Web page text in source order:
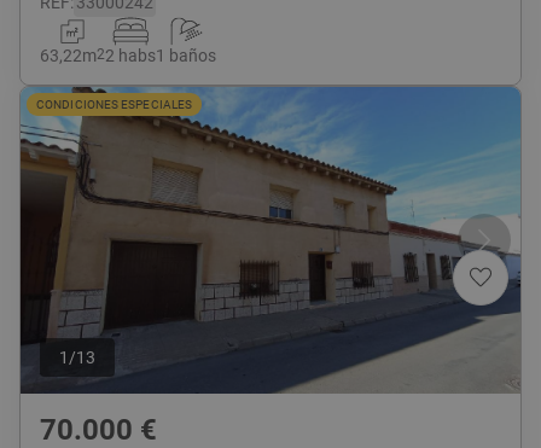
63,22m22 habs1 baños
1 /13
CONDICIONES ESPECIALES
70.000 €